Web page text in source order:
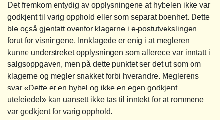
Det fremkom entydig av opplysningene at hybelen ikke var
godkjent til varig opphold eller som separat boenhet. Dette
ble også gjentatt ovenfor klagerne i e-postutvekslingen
forut for visningene. Innklagede er enig i at megleren
kunne understreket opplysningen som allerede var inntatt i
salgsoppgaven, men på dette punktet ser det ut som om
klagerne og megler snakket forbi hverandre. Meglerens
svar «Dette er en hybel og ikke en egen godkjent
uteleiedel» kan uansett ikke tas til inntekt for at rommene
var godkjent for varig opphold.